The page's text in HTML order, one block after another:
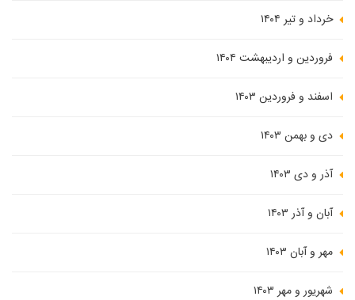
خرداد و تیر ۱۴۰۴
فروردین و اردیبهشت ۱۴۰۴
اسفند و فروردین ۱۴۰۳
دی و بهمن ۱۴۰۳
آذر و دی ۱۴۰۳
آبان و آذر ۱۴۰۳
مهر و آبان ۱۴۰۳
شهریور و مهر ۱۴۰۳